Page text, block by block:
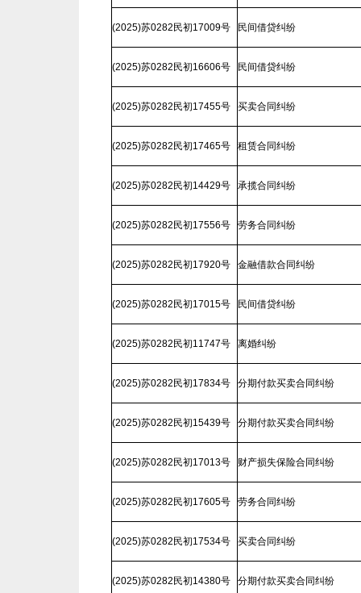
(2025)苏0282民初17009号 民间借贷纠纷
(2025)苏0282民初16606号 民间借贷纠纷
(2025)苏0282民初17455号 买卖合同纠纷
(2025)苏0282民初17465号 租赁合同纠纷
(2025)苏0282民初14429号 承揽合同纠纷
(2025)苏0282民初17556号 劳务合同纠纷
(2025)苏0282民初17920号 金融借款合同纠纷
(2025)苏0282民初17015号 民间借贷纠纷
(2025)苏0282民初11747号 离婚纠纷
(2025)苏0282民初17834号 分期付款买卖合同纠纷
(2025)苏0282民初15439号 分期付款买卖合同纠纷
(2025)苏0282民初17013号 财产损失保险合同纠纷
(2025)苏0282民初17605号 劳务合同纠纷
(2025)苏0282民初17534号 买卖合同纠纷
(2025)苏0282民初14380号 分期付款买卖合同纠纷